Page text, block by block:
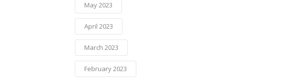
May 2023
April 2023
March 2023
February 2023